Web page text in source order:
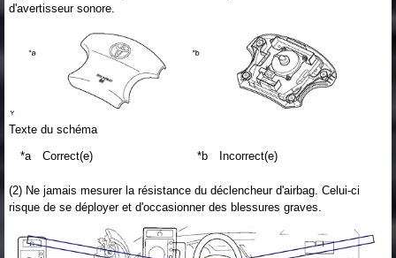
d'avertisseur sonore.
Texte du schéma
*a
Correct(e) *b Incorrect(e)
(2) Ne jamais mesurer la résistance du déclencheur d'airbag. Celui-ci
risque de se déployer et d'occasionner des blessures graves.